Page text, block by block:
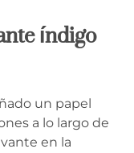
índigo
un papel
a lo largo de
en la